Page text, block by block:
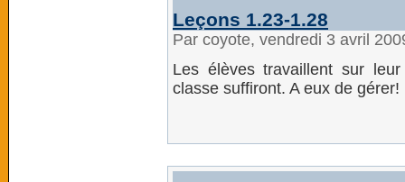
Leçons 1.23-1.28
Par coyote, vendredi 3 avril
Les élèves travaillent sur
classe suffiront. A eux de gérer!